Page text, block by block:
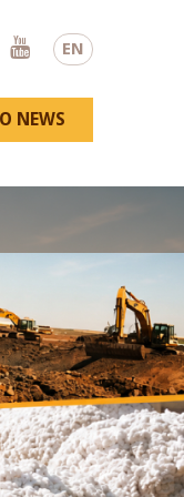
EN
Youtube
NEWS